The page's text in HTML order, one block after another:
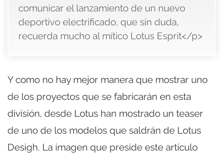
comunicar el lanzamiento de un nuevo
deportivo electrificado, que sin duda,
recuerda mucho al mítico Lotus Esprit</p>
Y como no hay mejor manera que mostrar uno
de los proyectos que se fabricarán en esta
división, desde Lotus han mostrado un teaser
de uno de los modelos que saldrán de Lotus
Desigh. La imagen que preside este artículo